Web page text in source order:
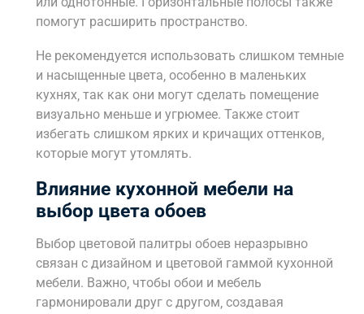
помогут расширить пространство.
Не рекомендуется использовать слишком темные
и насыщенные цвета‚ особенно в маленьких
кухнях‚ так как они могут сделать помещение
визуально меньше и угрюмее. Также стоит
избегать слишком ярких и кричащих оттенков‚
которые могут утомлять.
Влияние кухонной мебели на
выбор цвета обоев
Выбор цветовой палитры обоев неразрывно
связан с дизайном и цветовой гаммой кухонной
мебели. Важно‚ чтобы обои и мебель
гармонировали друг с другом‚ создавая